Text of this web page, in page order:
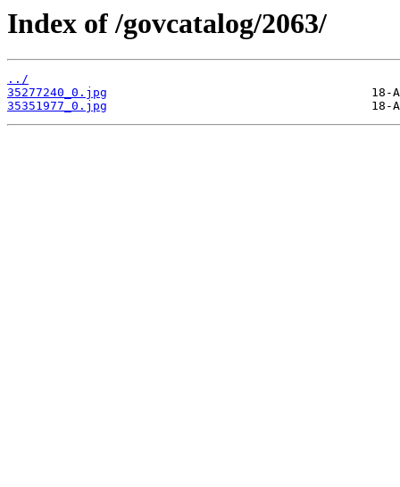
Index of /govcatalog/2063/
../
35277240_0.jpg
35351977_0.jpg